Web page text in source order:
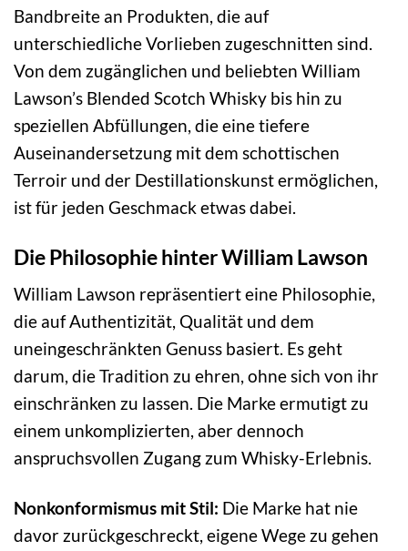
Bandbreite an Produkten, die auf
unterschiedliche Vorlieben zugeschnitten sind.
Von dem zugänglichen und beliebten William
Lawson’s Blended Scotch Whisky bis hin zu
speziellen Abfüllungen, die eine tiefere
Auseinandersetzung mit dem schottischen
Terroir und der Destillationskunst ermöglichen,
ist für jeden Geschmack etwas dabei.
Die Philosophie hinter William Lawson
William Lawson repräsentiert eine Philosophie,
die auf Authentizität, Qualität und dem
uneingeschränkten Genuss basiert. Es geht
darum, die Tradition zu ehren, ohne sich von ihr
einschränken zu lassen. Die Marke ermutigt zu
einem unkomplizierten, aber dennoch
anspruchsvollen Zugang zum Whisky-Erlebnis.
Nonkonformismus mit Stil: Die Marke hat nie
davor zurückgeschreckt, eigene Wege zu gehen